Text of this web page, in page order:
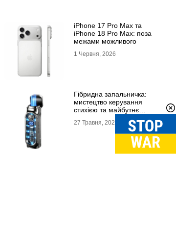
iPhone 17 Pro Max та
iPhone 18 Pro Max: поза
межами можливого
1 Червня, 2026
Гібридна запальничка:
мистецтво керування
стихією та майбутнє
27 Травня, 2026